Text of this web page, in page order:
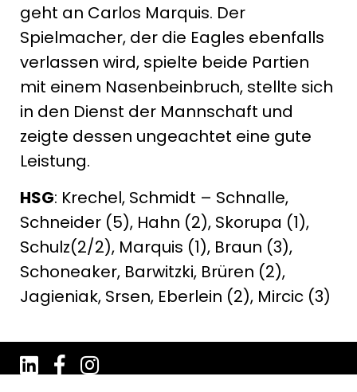
geht an Carlos Marquis. Der
Spielmacher, der die Eagles ebenfalls
verlassen wird, spielte beide Partien
mit einem Nasenbeinbruch, stellte sich
in den Dienst der Mannschaft und
zeigte dessen ungeachtet eine gute
Leistung.
HSG: Krechel, Schmidt – Schnalle,
Schneider (5), Hahn (2), Skorupa (1),
Schulz(2/2), Marquis (1), Braun (3),
Schoneaker, Barwitzki, Brüren (2),
Jagieniak, Srsen, Eberlein (2), Mircic (3)